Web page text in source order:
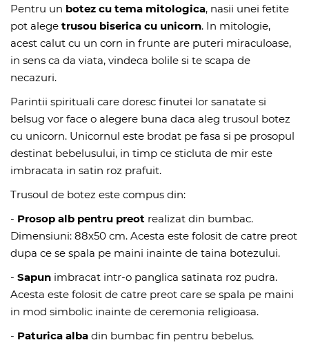
Pentru un botez cu tema mitologica, nasii unei fetite
pot alege trusou biserica cu unicorn. In mitologie,
acest calut cu un corn in frunte are puteri miraculoase,
in sens ca da viata, vindeca bolile si te scapa de
necazuri.
Parintii spirituali care doresc finutei lor sanatate si
belsug vor face o alegere buna daca aleg trusoul botez
cu unicorn. Unicornul este brodat pe fasa si pe prosopul
destinat bebelusului, in timp ce sticluta de mir este
imbracata in satin roz prafuit.
Trusoul de botez este compus din:
- Prosop alb pentru preot realizat din bumbac.
Dimensiuni: 88x50 cm. Acesta este folosit de catre preot
dupa ce se spala pe maini inainte de taina botezului.
- Sapun imbracat intr-o panglica satinata roz pudra.
Acesta este folosit de catre preot care se spala pe maini
in mod simbolic inainte de ceremonia religioasa.
- Paturica alba din bumbac fin pentru bebelus.